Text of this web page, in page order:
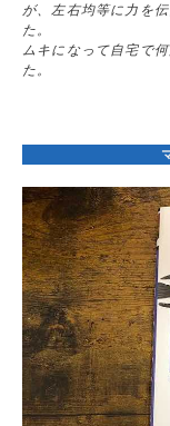
が、左右均等に力を
た。
ムキになって自宅で
た。